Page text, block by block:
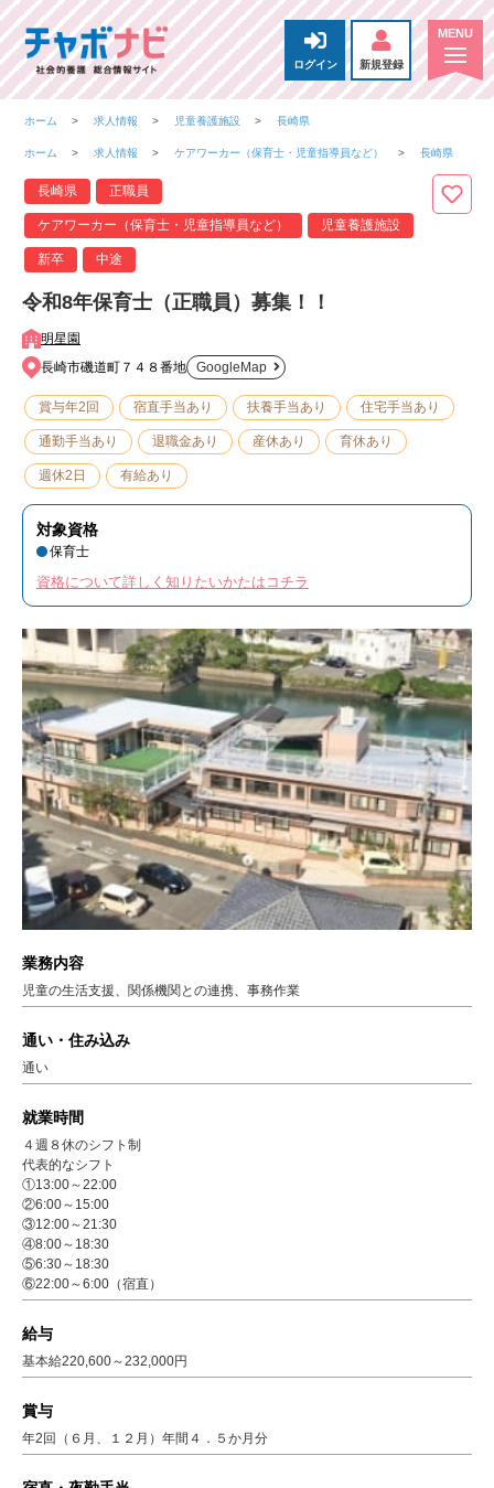
ログイン 新規登録
ホーム 求人情報 児童養護施設 長崎県
ホーム 求人情報 ケアワーカー（保育士・児童指導員など） 長崎県
長崎県 正職員
ケアワーカー（保育士・児童指導員など） 児童養護施設
新卒 中途
令和8年保育士（正職員）募集！！
明星園
長崎市磯道町７４８番地
GoogleMap
賞与年2回 宿直手当あり 扶養手当あり 住宅手当あり
通勤手当あり 退職金あり 産休あり 育休あり
週休2日 有給あり
対象資格
保育士
資格について詳しく知りたいかたはコチラ
業務内容
児童の生活支援、関係機関との連携、事務作業
通い・住み込み
通い
就業時間
４週８休のシフト制
代表的なシフト
①13:00～22:00
②6:00～15:00
③12:00～21:30
④8:00～18:30
⑤6:30～18:30
⑥22:00～6:00（宿直）
給与
基本給220,600～232,000円
賞与
年2回（６月、１２月）年間４．５か月分